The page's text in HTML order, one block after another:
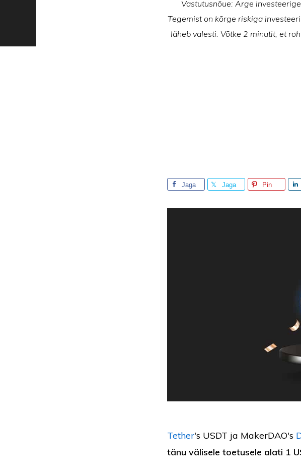
Vastutusnõue: Ärge
Tegemist on kõrge riskiga
läheb valesti. Võtke 2 minutit, et
Jaga Jaga Pin
Tether's USDT ja MakerDAO's
tänu välisele toetusele alati 1